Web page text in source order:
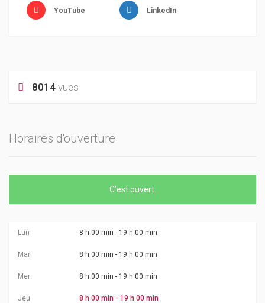
YouTube LinkedIn
8014 vues
Horaires d'ouverture
C’est ouvert.
Lun 8 h 00 min - 19 h 00 min
Mar 8 h 00 min - 19 h 00 min
Mer 8 h 00 min - 19 h 00 min
Jeu 8 h 00 min - 19 h 00 min